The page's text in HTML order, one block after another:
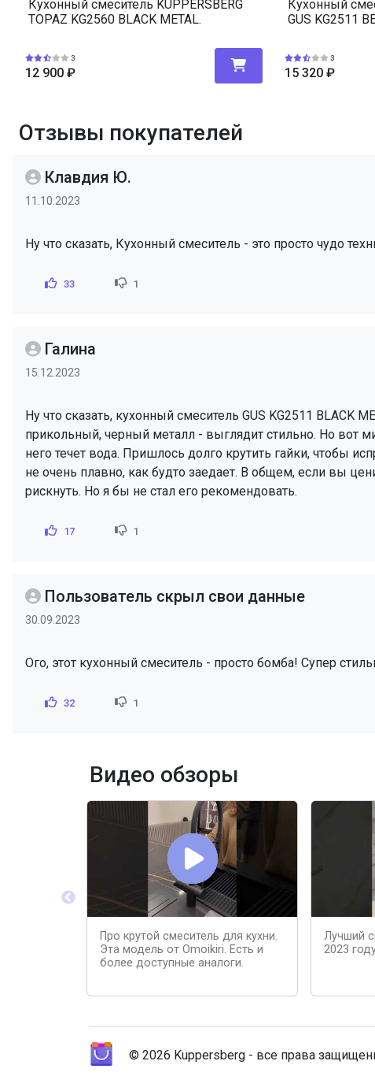
Кухонный смеситель KUPPERSBERG
TOPAZ KG2560 BLACK METAL.
3
12 900 ₽
Кухонный
GUS KG2511
3
15 320 ₽
Отзывы покупателей
Клавдия Ю.
11.10.2023
Ну что сказать, Кухонный смеситель - это просто чудо
33 1
Галина
15.12.2023
Ну что сказать, кухонный смеситель GUS KG2511 BLACK
прикольный, черный металл - выглядит стильно. Но вот
него течет вода. Пришлось долго крутить гайки, чтобы
не очень плавно, как будто заедает. В общем, если вы
рискнуть. Но я бы не стал его рекомендовать.
17 1
Пользователь скрыл свои данные
30.09.2023
Ого, этот кухонный смеситель - просто бомба! Супер
32 1
Видео обзоры
Про крутой смеситель для кухни.
Эта модель от Omoikiri. Есть и
более доступные аналоги.
Лучший
2023
© 2026 Kuppersberg - все права